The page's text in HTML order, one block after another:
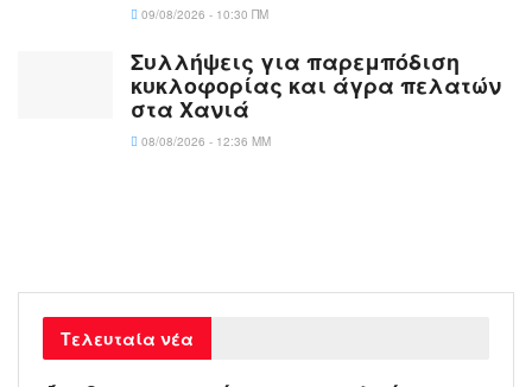
09/08/2026 - 10:30 ΠΜ
Συλλήψεις για παρεμπόδιση
κυκλοφορίας και άγρα πελατών
στα Χανιά
08/08/2026 - 12:36 ΜΜ
Τελευταία νέα